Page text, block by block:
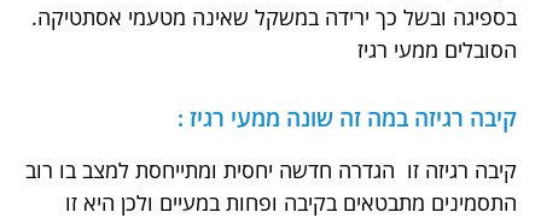
בספיגה ובשל כך ירידה במשקל שאינה מטעמי אסתטיקה.
הסובלים ממעי רגיז
קיבה רגיזה במה זה שונה ממעי רגיז :
קיבה רגיזה זו הגדרה חדשה יחסית ומתייחסת למצב בו רוב
התסמינים מתבטאים בקיבה ופחות במעיים ולכן היא זו